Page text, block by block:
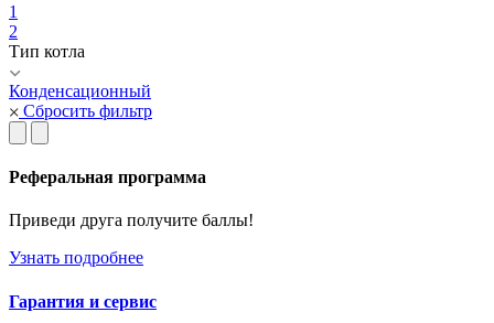
1
2
Тип котла
Конденсационный
Сбросить фильтр
Реферальная программа
Приведи друга получите баллы!
Узнать подробнее
Гарантия и сервис